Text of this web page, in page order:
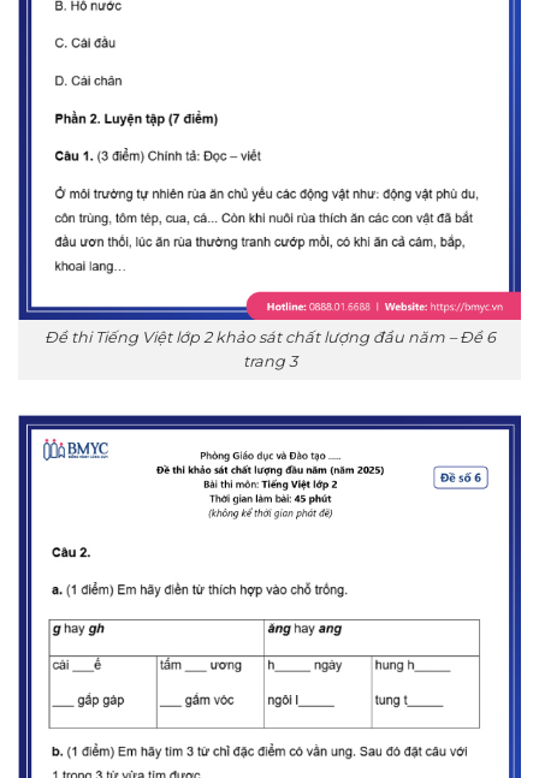
Đề thi Tiếng Việt lớp 2 khảo sát chất lượng đầu năm – Đề 6
trang 3